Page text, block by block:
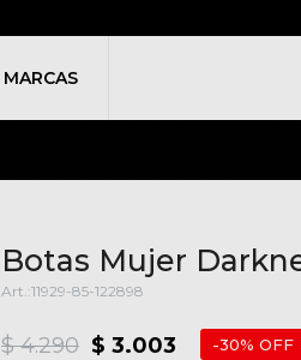
MARCAS
Botas Mujer
11929-85-122898
$ 3.003
$ 4.290 30